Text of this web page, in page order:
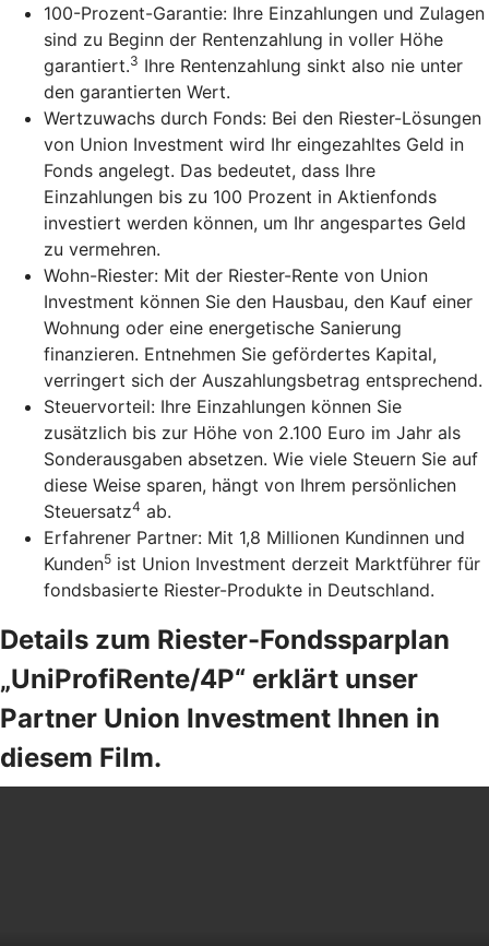
100-Prozent-Garantie: Ihre Einzahlungen und Zulagen
sind zu Beginn der Rentenzahlung in voller Höhe
garantiert.3 Ihre Rentenzahlung sinkt also nie unter
den garantierten Wert.
Wertzuwachs durch Fonds: Bei den Riester-Lösungen
von Union Investment wird Ihr eingezahltes Geld in
Fonds angelegt. Das bedeutet, dass Ihre
Einzahlungen bis zu 100 Prozent in Aktienfonds
investiert werden können, um Ihr angespartes Geld
zu vermehren.
Wohn-Riester: Mit der Riester-Rente von Union
Investment können Sie den Hausbau, den Kauf einer
Wohnung oder eine energetische Sanierung
finanzieren. Entnehmen Sie gefördertes Kapital,
verringert sich der Auszahlungsbetrag entsprechend.
Steuervorteil: Ihre Einzahlungen können Sie
zusätzlich bis zur Höhe von 2.100 Euro im Jahr als
Sonderausgaben absetzen. Wie viele Steuern Sie auf
diese Weise sparen, hängt von Ihrem persönlichen
Steuersatz4 ab.
Erfahrener Partner: Mit 1,8 Millionen Kundinnen und
Kunden5 ist Union Investment derzeit Marktführer für
fondsbasierte Riester-Produkte in Deutschland.
Details zum Riester-Fondssparplan
„UniProfiRente/4P“ erklärt unser
Partner Union Investment Ihnen in
diesem Film.